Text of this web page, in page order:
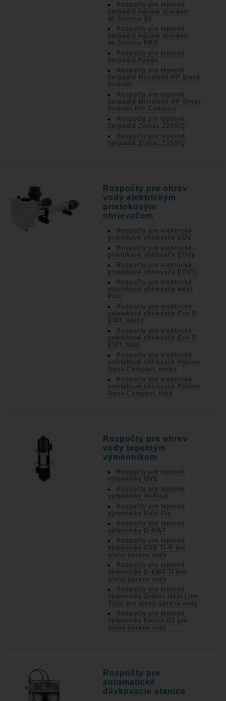
Rozpočty pre tepelné
čerpadlá Aquark iGarden
Mr.Silence 30
Rozpočty pre tepelné
čerpadlá Aquark iGarden
Mr.Silence PRO
Rozpočty pre tepelné
čerpadlá Fuego
Rozpočty pre tepelné
čerpadlá Microwell HP Black
Inverter
Rozpočty pre tepelné
čerpadlá Microwell HP Silver
Inverter Pro Compact
Rozpočty pre tepelné
čerpadlá Zodiac Z250iQ
Rozpočty pre tepelné
čerpadlá Zodiac Z350iQ
Rozpočty pre ohrev
vody elektrickým
prietokovým
ohrievačom
Rozpočty pre elektrické
prietokové ohrievače EOV
Rozpočty pre elektrické
prietokové ohrievače EOVp
Rozpočty pre elektrické
prietokové ohrievače EOVTi
Rozpočty pre elektrické
prietokové ohrievače Heat
Pool
Rozpočty pre elektrické
prietokové ohrievače Evo D-
EWT, nerez
Rozpočty pre elektrické
prietokové ohrievače Evo D-
EWT, titán
Rozpočty pre elektrické
prietokové ohrievače Pahlén
Aqua Compact, nerez
Rozpočty pre elektrické
prietokové ohrievače Pahlén
Aqua Compact, titán
Rozpočty pre ohrev
vody tepelným
výmenníkom
Rozpočty pre tepelné
výmenníky OVB
Rozpočty pre tepelné
výmenníky Hi-Flow
Rozpočty pre tepelné
výmenníky Maxi-Flo
Rozpočty pre tepelné
výmenníky D-HWT
Rozpočty pre tepelné
výmenníky OVB Ti-R pre
slanú úpravu vody
Rozpočty pre tepelné
výmenníky D-KWT-Ti pre
slanú úpravu vody
Rozpočty pre tepelné
výmenníky Zodiac Heat Line
Titan pre slanú úpravu vody
Rozpočty pre tepelné
výmenníky Elecro G2 pre
slanú úpravu vody
Rozpočty pre
automatické
dávkovacie stanice